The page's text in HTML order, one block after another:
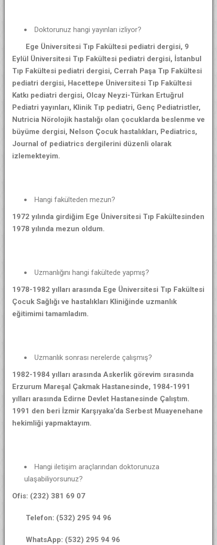
Doktorunuz hangi yayınları izliyor?
Ege Üniversitesi Tıp Fakültesi pediatri dergisi, 9
Eylül Üniversitesi Tıp Fakültesi pediatri dergisi, İstanbul
Tıp Fakültesi pediatri dergisi, Cerrah Paşa Tıp Fakültesi
pediatri dergisi, Hacettepe Üniversitesi Tıp Fakültesi
Katkı pediatri dergisi, Olcay Neyzi-Türkan Ertuğrul
Pediatri yayınları, Klinik Tıp pediatri, Genç Pediatristler,
Nutricia Nörolojik hastalığı olan çocuklarda beslenme ve
büyüme dergisi, Nelson Çocuk hastalıkları, Pediatrics,
Journal of pediatrics dergilerini düzenli olarak
izlemekteyim.
Hangi fakülteden mezun?
1972 yılında girdiğim Ege Üniversitesi Tıp Fakültesinden
1978 yılında mezun oldum.
Uzmanlığını hangi fakültede yapmış?
1978-1982 yılları arasında Ege Üniversitesi Tıp Fakültesi
Çocuk Sağlığı ve hastalıkları Kliniğinde uzmanlık
eğitimimi tamamladım.
Uzmanlık sonrası nerelerde çalışmış?
1982-1984 yılları arasında Askerlik görevim sırasında
Erzurum Mareşal Çakmak Hastanesinde, 1984-1991
yılları arasında Edirne Devlet Hastanesinde Çalıştım.
1991 den beri İzmir Karşıyaka’da Serbest Muayenehane
hekimliği yapmaktayım.
Hangi iletişim araçlarından doktorunuza
ulaşabiliyorsunuz?
Ofis: (232) 381 69 07
Telefon: (532) 295 94 96
WhatsApp: (532) 295 94 96